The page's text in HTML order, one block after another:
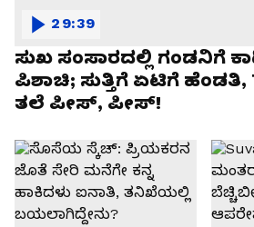
ಸುಖ ಸಂಸಾರದಲ್ಲಿ ಗಂಡನಿಗೆ
ಪಿಶಾಚಿ; ಸುತ್ತಿಗೆ ಏಟಿಗೆ ಹೆಂಡತಿ,
ತಲೆ ಪೀಸ್, ಪೀಸ್!
29:39